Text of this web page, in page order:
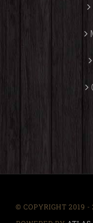
© COPYRIGHT 2019 -